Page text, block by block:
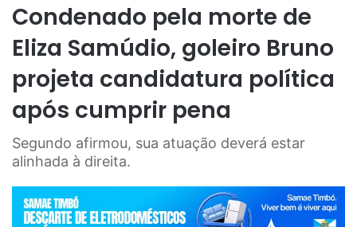
Condenado pela morte de
Eliza Samúdio, goleiro Bruno
projeta candidatura política
após cumprir pena
Segundo afirmou, sua atuação deverá estar
alinhada à direita.